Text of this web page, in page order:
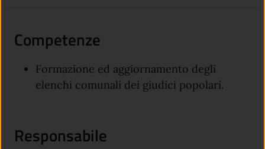
Competenze
Formazione ed aggiornamento degli
elenchi comunali dei giudici popolari.
Responsabile